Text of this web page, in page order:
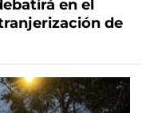
en el
de